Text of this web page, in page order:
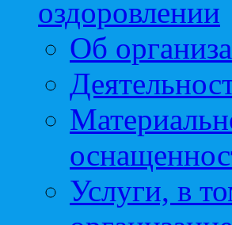
оздоровлении
Об
Услуги, в